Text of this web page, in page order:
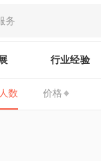
行业经验
数 价格